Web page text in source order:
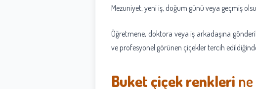
Mezuniyet, yeni iş, doğum günü veya geçmiş
Öğretmene, doktora veya iş arkadaşına
ve profesyonel görünen çiçekler tercih
Buket çiçek renkleri